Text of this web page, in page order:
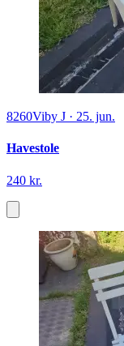
8260Viby J · 25. jun.
Havestole
240 kr.